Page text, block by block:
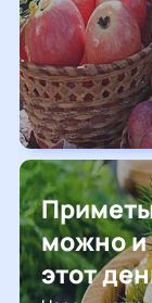
Приметы
можно и
этот